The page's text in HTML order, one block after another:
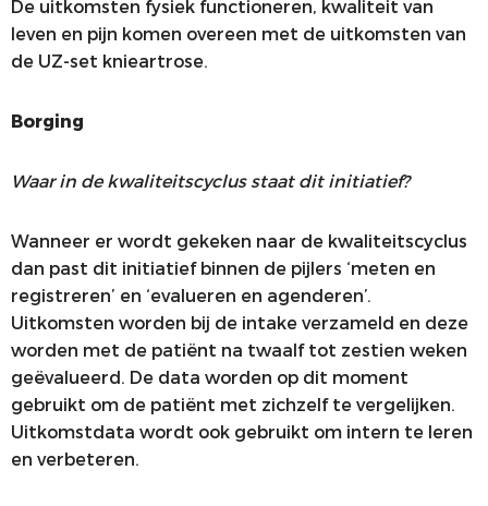
De uitkomsten fysiek functioneren, kwaliteit van
leven en pijn komen overeen met de uitkomsten van
de UZ-set knieartrose.
Borging
Waar in de kwaliteitscyclus staat dit initiatief?
Wanneer er wordt gekeken naar de kwaliteitscyclus
dan past dit initiatief binnen de pijlers ‘meten en
registreren’ en ‘evalueren en agenderen’.
Uitkomsten worden bij de intake verzameld en deze
worden met de patiënt na twaalf tot zestien weken
geëvalueerd. De data worden op dit moment
gebruikt om de patiënt met zichzelf te vergelijken.
Uitkomstdata wordt ook gebruikt om intern te leren
en verbeteren.